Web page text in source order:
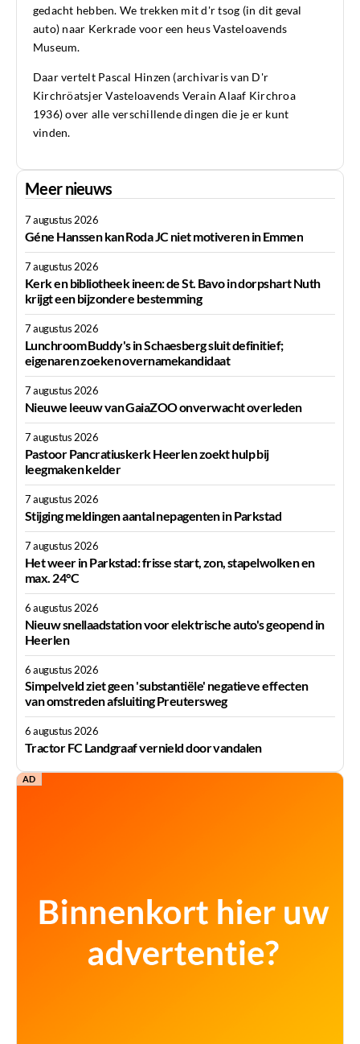
gedacht hebben. We trekken mit d'r tsog (in dit geval
auto) naar Kerkrade voor een heus Vasteloavends
Museum.
Daar vertelt Pascal Hinzen (archivaris van D'r
Kirchröatsjer Vasteloavends Verain Alaaf Kirchroa
1936) over alle verschillende dingen die je er kunt
vinden.
Meer nieuws
7 augustus 2026
Géne Hanssen kan Roda JC niet motiveren in Emmen
7 augustus 2026
Kerk en bibliotheek ineen: de St. Bavo in dorpshart Nuth
krijgt een bijzondere bestemming
7 augustus 2026
Lunchroom Buddy's in Schaesberg sluit definitief;
eigenaren zoeken overnamekandidaat
7 augustus 2026
Nieuwe leeuw van GaiaZOO onverwacht overleden
7 augustus 2026
Pastoor Pancratiuskerk Heerlen zoekt hulp bij
leegmaken kelder
7 augustus 2026
Stijging meldingen aantal nepagenten in Parkstad
7 augustus 2026
Het weer in Parkstad: frisse start, zon, stapelwolken en
max. 24°C
6 augustus 2026
Nieuw snellaadstation voor elektrische auto's geopend in
Heerlen
6 augustus 2026
Simpelveld ziet geen 'substantiële' negatieve effecten
van omstreden afsluiting Preutersweg
6 augustus 2026
Tractor FC Landgraaf vernield door vandalen
AD